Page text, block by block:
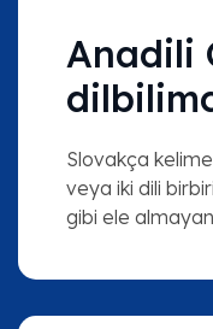
Anadili
Slovakça kelime
veya iki dili
gibi ele